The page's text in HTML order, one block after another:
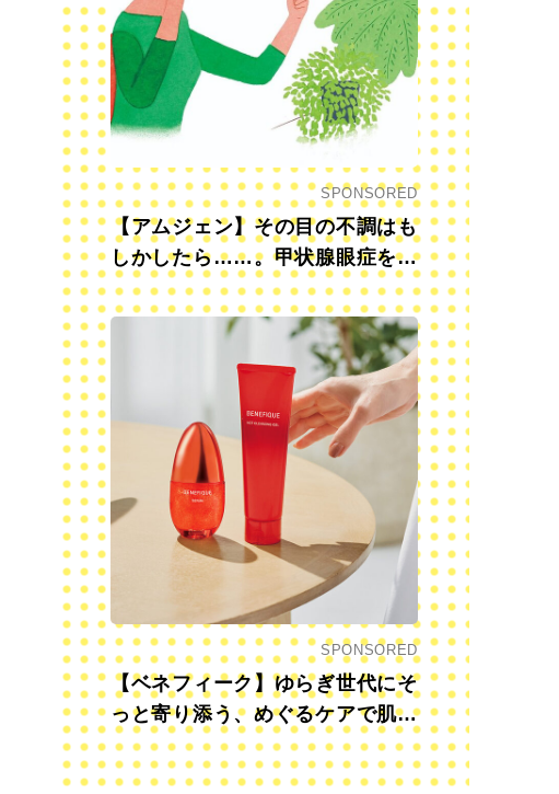
SPONSORED
【アムジェン】その目の不調はも
しかしたら……。甲状腺眼症を知
っていますか？
SPONSORED
【ベネフィーク】ゆらぎ世代にそ
っと寄り添う、めぐるケアで肌も
心も前向きに